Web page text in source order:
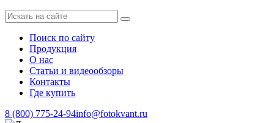
Поиск по сайту
Продукция
О нас
Статьи и видеообзоры
Контакты
Где купить
8 (800) 775-24-94info@fotokvant.ru